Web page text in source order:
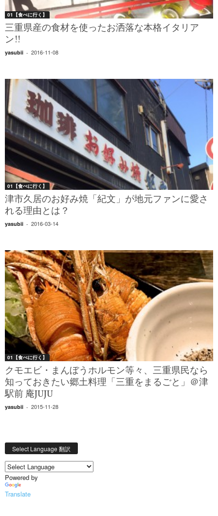
01【食べに行く】
三重県産の食材を使ったお洒落な本格イタリア
ン!!
yasubii - 2016-11-08
01【食べに行く】
津市久居のお好み焼「紀文」が地元ファンに愛さ
れる理由とは？
yasubii - 2016-03-14
01【食べに行く】
クモエビ・まんぼうホルモン等々、三重県民なら
知っておきたい郷土料理「三重をまるごと」＠津
駅前 庵JUJU
yasubii - 2015-11-28
Select Language 翻訳
Powered by
Translate